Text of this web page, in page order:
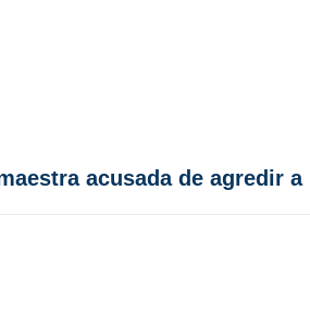
acusada de agredir a